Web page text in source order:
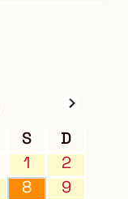
S
D
1
2
8
9